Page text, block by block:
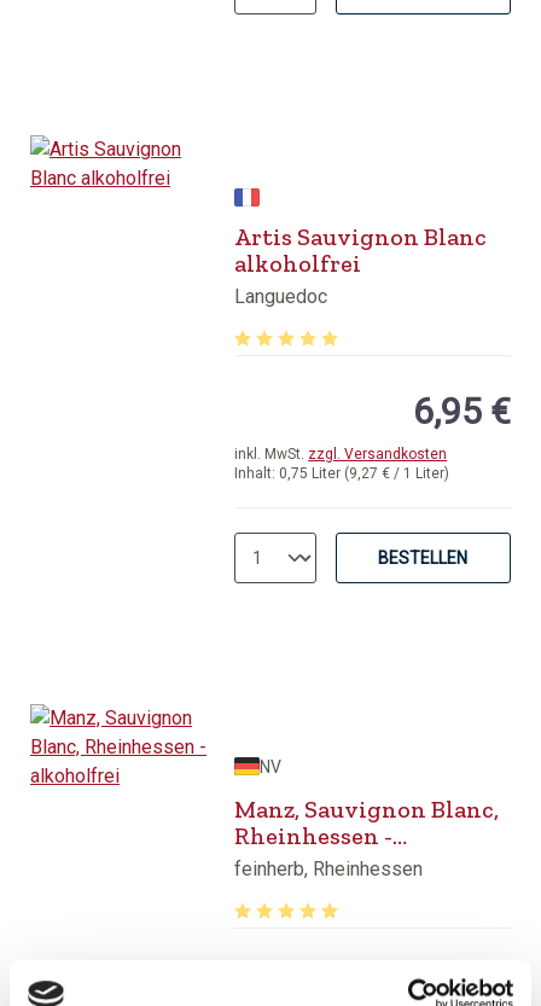
Artis Sauvignon Blanc
alkoholfrei
Languedoc
Inhalt: 0,75 Liter (9,27 € / 1 Liter)
inkl. MwSt. zzgl. Versandkosten
6,95 €
BESTELLEN
NV
Manz, Sauvignon Blanc,
Rheinhessen -
alkoholfrei
feinherb, Rheinhessen
10,50 €